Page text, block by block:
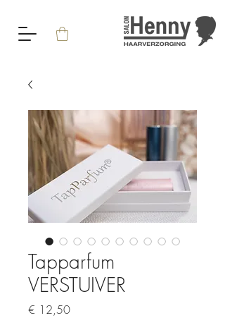
Tapparfum
VERSTUIVER
€ 12,50Prijs